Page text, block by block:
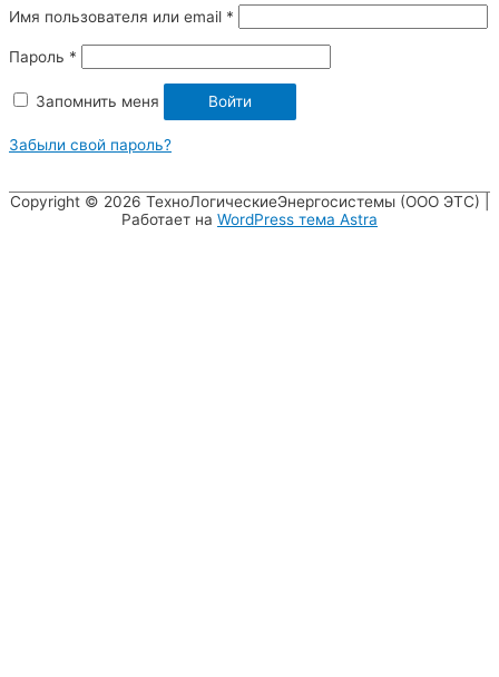
Имя пользователя или email *
Пароль *
Запомнить меня Войти
Забыли свой пароль?
Copyright © 2026 ТехноЛогическиеЭнергосистемы (ООО ЭТС)
Работает на WordPress тема Astra